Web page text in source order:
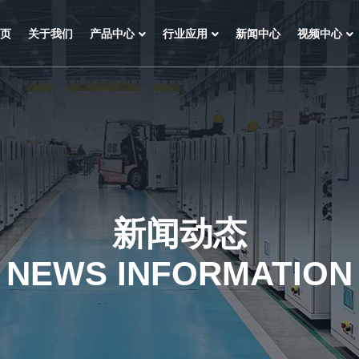
关于我们 产品中心 行业应用 新闻中心 视频中心
新闻动态
NEWS INFORMATION